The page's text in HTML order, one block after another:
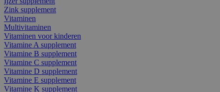
Zink supplement
Vitaminen
Multivitaminen
Vitaminen voor kinderen
Vitamine A supplement
Vitamine B supplement
Vitamine C supplement
Vitamine D supplement
Vitamine E supplement
Vitamine K supplement